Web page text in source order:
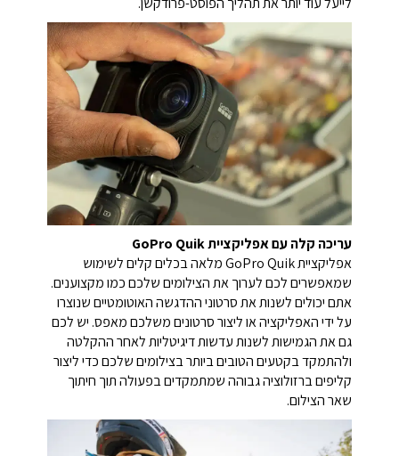
עריכה קלה עם אפליקציית GoPro Quik
אפליקציית GoPro Quik מלאה בכלים קלים לשימוש
שמאפשרים לכם לערוך את הצילומים שלכם כמו מקצוענים.
אתם יכולים לשנות את סרטוני ההדגשה האוטומטיים שנוצרו
על ידי האפליקציה או ליצור סרטונים משלכם מאפס. יש לכם
גם את הגמישות לשנות עדשות דיגיטליות לאחר ההקלטה
ולהתמקד בקטעים הטובים ביותר בצילומים שלכם כדי ליצור
קליפים ברזולוציה גבוהה שמתמקדים בפעולה תוך חיתוך
שאר הצילום.